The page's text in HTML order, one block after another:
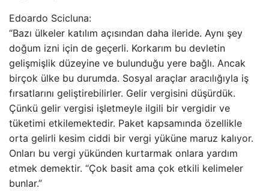
Edoardo Scicluna:
“Bazı ülkeler katılım açısından daha ileride. Aynı şey
doğum izni için de geçerli. Korkarım bu devletin
gelişmişlik düzeyine ve bulunduğu yere bağlı. Ancak
birçok ülke bu durumda. Sosyal araçlar aracılığıyla iş
fırsatlarını geliştirebilirler. Gelir vergisini düşürdük.
Çünkü gelir vergisi işletmeyle ilgili bir vergidir ve
tüketimi etkilemektedir. Paket kapsamında özellikle
orta gelirli kesim ciddi bir vergi yüküne maruz kalıyor.
Onları bu vergi yükünden kurtarmak onlara yardım
etmek demektir. “Çok basit ama çok etkili kelimeler
bunlar.”